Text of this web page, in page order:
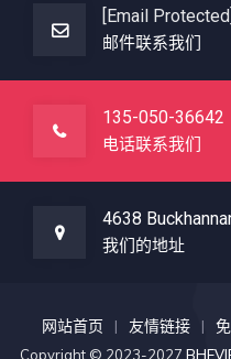
[email Protected]
邮件联系我们
135-050-36642
电话联系我们
4638
我们的地址
网站首页 友情链接
Copyright © 2023-2027